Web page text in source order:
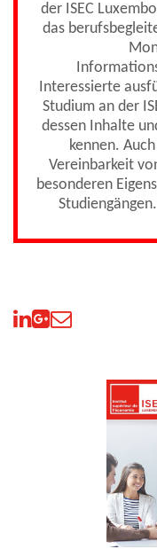
der ISEC
das
Interessierte
Studium an der
dessen Inhalte
kennen.
Vereinbarkeit
besonderen